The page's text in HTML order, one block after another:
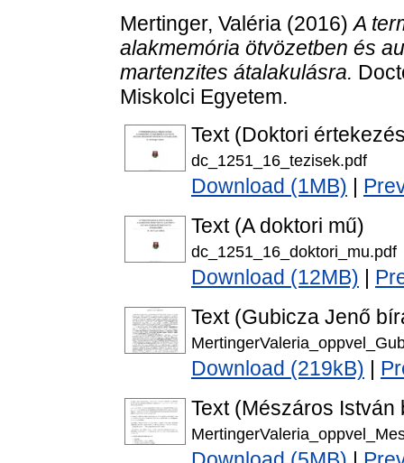
Mertinger, Valéria (2016)A
alakmemória ötvözetben és
martenzites átalakulásra.
Miskolci Egyetem.
Text (Doktori
dc_1251_16_tezisek.pdf
Download (1MB)
Text (A doktori mű)
dc_1251_16_doktori_mu.pdf
Download (12MB)
Text (Gubicza Jenő
Download (219kB)
Text (Mészáros István